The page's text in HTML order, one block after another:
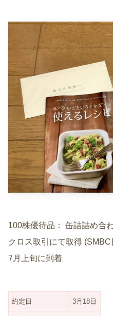
100株優待品： 缶詰詰め合
クロス取引にて取得
7月上旬に到着
約定日 3月18日